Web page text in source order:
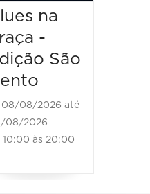
na
-
São
08/08/2026 até
08/2026
às 20:00